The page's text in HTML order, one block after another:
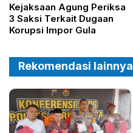
Kejaksaan Agung Periksa
3 Saksi Terkait Dugaan
Korupsi Impor Gula
Rekomendasi lainnya